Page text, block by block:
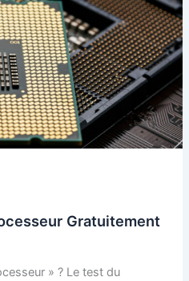
Gratuitement
» ? Le test du